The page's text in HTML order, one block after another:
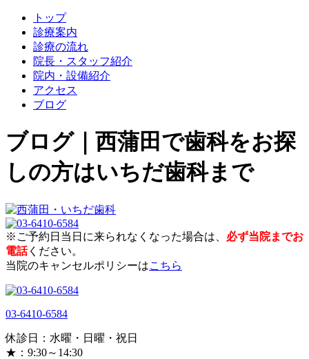
トップ
診療案内
診療の流れ
院長・スタッフ紹介
院内・設備紹介
アクセス
ブログ
ブログ｜西蒲田で歯科をお探
しの方はいちだ歯科まで
※ご予約日当日に来られなくなった場合は、 必ず当院までお
電話ください。
当院のキャンセルポリシーはこちら
03-6410-6584
休診日：水曜・日曜・祝日
★：9:30～14:30